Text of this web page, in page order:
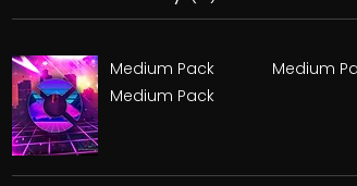
Medium Pack
Medium Pack
Medium